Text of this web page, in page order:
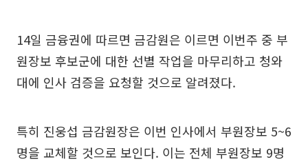
14일 금융권에 따르면 금감원은 이르면 이번주 중 부
원장보 후보군에 대한 선별 작업을 마무리하고 청와
대에 인사 검증을 요청할 것으로 알려졌다.
특히 진웅섭 금감원장은 이번 인사에서 부원장보 5~6
명을 교체할 것으로 보인다. 이는 전체 부원장보 9명